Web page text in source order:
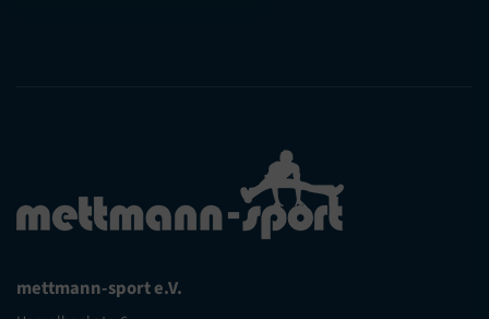
mettmann-sport e.V.